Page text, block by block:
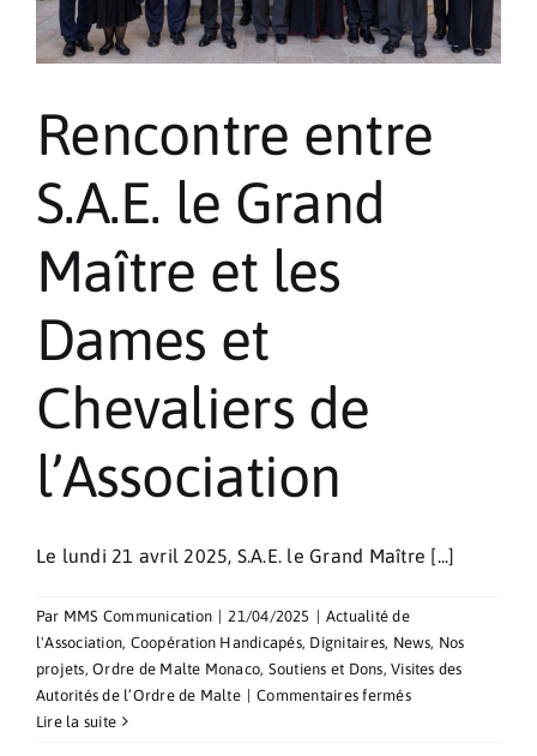
Rencontre entre
S.A.E. le Grand
Maître et les
Dames et
Chevaliers de
l’Association
Le lundi 21 avril 2025, S.A.E. le Grand Maître [...]
Par MMS Communication 21/04/2025
Actualité de
l'Association, Coopération Handicapés, Dignitaires, News, Nos
projets,Ordre de Malte Monaco, Soutiens et Dons,Visites des
Autorités de l’Ordre de Malte
Commentaires ferméssur
Lire la suite